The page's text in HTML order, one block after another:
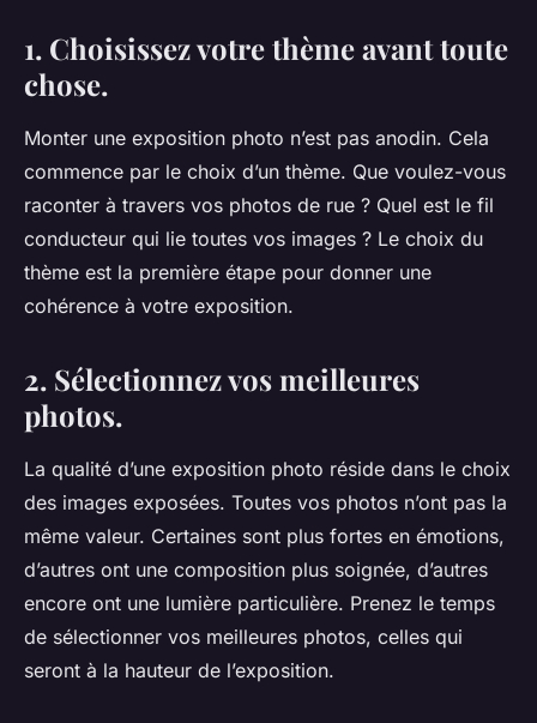
1. Choisissez votre thème avant toute
chose.
Monter une exposition photo n’est pas anodin. Cela
commence par le choix d’un thème. Que voulez-vous
raconter à travers vos photos de rue ? Quel est le fil
conducteur qui lie toutes vos images ? Le choix du
thème est la première étape pour donner une
cohérence à votre exposition.
2. Sélectionnez vos meilleures
photos.
La qualité d’une exposition photo réside dans le choix
des images exposées. Toutes vos photos n’ont pas la
même valeur. Certaines sont plus fortes en émotions,
d’autres ont une composition plus soignée, d’autres
encore ont une lumière particulière. Prenez le temps
de sélectionner vos meilleures photos, celles qui
seront à la hauteur de l’exposition.